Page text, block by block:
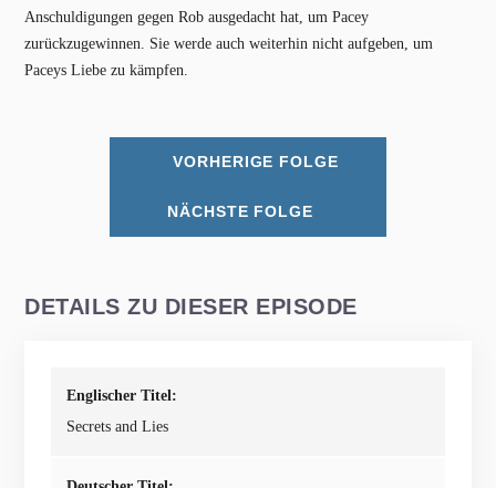
Anschuldigungen gegen Rob ausgedacht hat, um Pacey
zurückzugewinnen. Sie werde auch weiterhin nicht aufgeben, um
Paceys Liebe zu kämpfen.
VORHERIGE FOLGE
NÄCHSTE FOLGE
DETAILS ZU DIESER EPISODE
Englischer Titel:
Secrets and Lies